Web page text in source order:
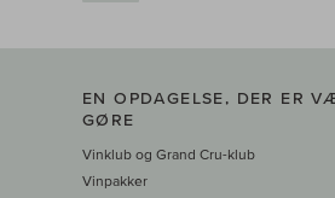
EN OPDAGELSE, DER ER
GØRE
Vinklub og Grand Cru-klub
Vinpakker